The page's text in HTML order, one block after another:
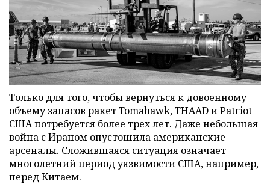
Только для того, чтобы вернуться к довоенному
объему запасов ракет Tomahawk, THAAD и Patriot
США потребуется более трех лет. Даже небольшая
война с Ираном опустошила американские
арсеналы. Сложившаяся ситуация означает
многолетний период уязвимости США, например,
перед Китаем.